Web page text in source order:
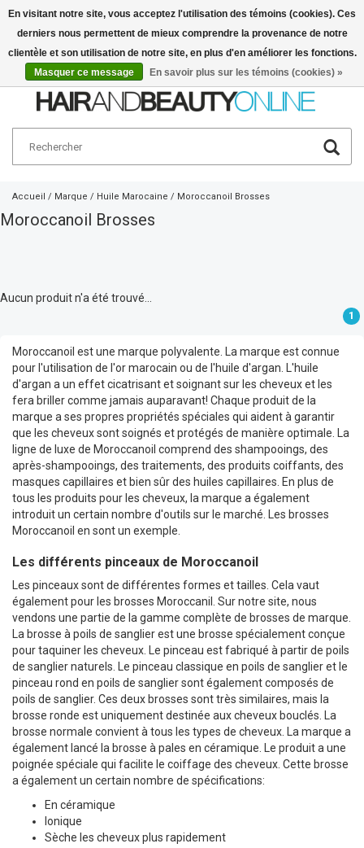
Français
Accueil / Marque / Huile Marocaine / Moroccanoil Brosses
Moroccanoil Brosses
Aucun produit n'a été trouvé...
1
Moroccanoil est une marque polyvalente. La marque est connue
pour l'utilisation de l'or marocain ou de l'huile d'argan. L'huile
d'argan a un effet cicatrisant et soignant sur les cheveux et les
fera briller comme jamais auparavant! Chaque produit de la
marque a ses propres propriétés spéciales qui aident à garantir
que les cheveux sont soignés et protégés de manière optimale. La
ligne de luxe de Moroccanoil comprend des shampooings, des
après-shampooings, des traitements, des produits coiffants, des
masques capillaires et bien sûr des huiles capillaires. En plus de
tous les produits pour les cheveux, la marque a également
introduit un certain nombre d'outils sur le marché. Les brosses
Moroccanoil en sont un exemple.
Les différents pinceaux de Moroccanoil
Les pinceaux sont de différentes formes et tailles. Cela vaut
également pour les brosses Moroccanil. Sur notre site, nous
vendons une partie de la gamme complète de brosses de marque.
La brosse à poils de sanglier est une brosse spécialement conçue
pour taquiner les cheveux. Le pinceau est fabriqué à partir de poils
de sanglier naturels. Le pinceau classique en poils de sanglier et le
pinceau rond en poils de sanglier sont également composés de
poils de sanglier. Ces deux brosses sont très similaires, mais la
brosse ronde est uniquement destinée aux cheveux bouclés. La
brosse normale convient à tous les types de cheveux. La marque a
également lancé la brosse à pales en céramique. Le produit a une
poignée spéciale qui facilite le coiffage des cheveux. Cette brosse
a également un certain nombre de spécifications:
En céramique
Ionique
Sèche les cheveux plus rapidement
En visitant notre site, vous acceptez l'utilisation des témoins (cookies). Ces
derniers nous permettent de mieux comprendre la provenance de notre
clientèle et son utilisation de notre site, en plus d'en améliorer les fonctions.
Masquer ce message
En savoir plus sur les témoins (cookies) »